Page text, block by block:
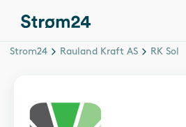
Strom24 Rauland Kraft AS RK Sol